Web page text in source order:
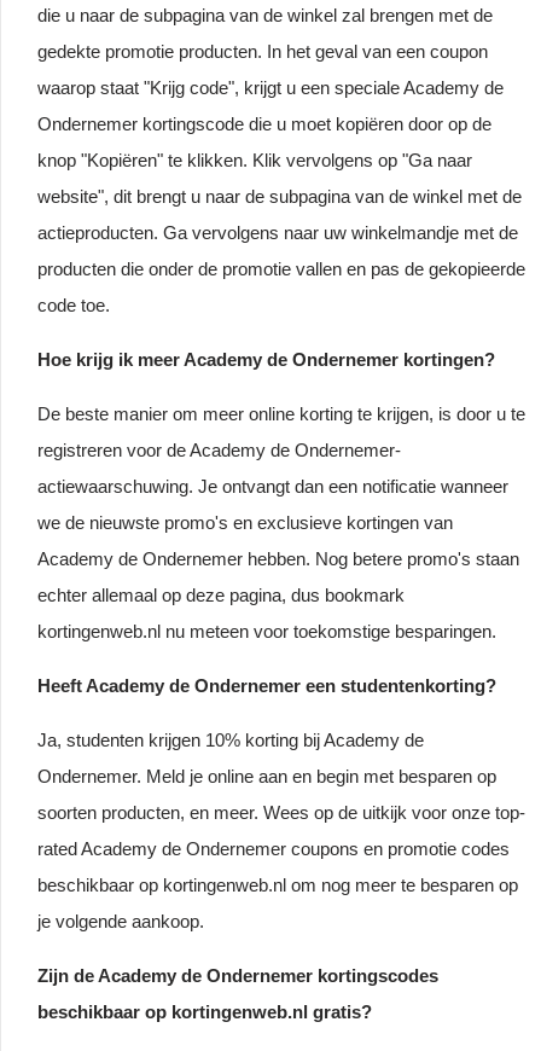
die u naar de subpagina van de winkel zal brengen met de
gedekte promotie producten. In het geval van een coupon
waarop staat "Krijg code", krijgt u een speciale Academy de
Ondernemer kortingscode die u moet kopiëren door op de
knop "Kopiëren" te klikken. Klik vervolgens op "Ga naar
website", dit brengt u naar de subpagina van de winkel met de
actieproducten. Ga vervolgens naar uw winkelmandje met de
producten die onder de promotie vallen en pas de gekopieerde
code toe.
Hoe krijg ik meer Academy de Ondernemer kortingen?
De beste manier om meer online korting te krijgen, is door u te
registreren voor de Academy de Ondernemer-
actiewaarschuwing. Je ontvangt dan een notificatie wanneer
we de nieuwste promo's en exclusieve kortingen van
Academy de Ondernemer hebben. Nog betere promo's staan
echter allemaal op deze pagina, dus bookmark
kortingenweb.nl nu meteen voor toekomstige besparingen.
Heeft Academy de Ondernemer een studentenkorting?
Ja, studenten krijgen 10% korting bij Academy de
Ondernemer. Meld je online aan en begin met besparen op
soorten producten, en meer. Wees op de uitkijk voor onze top-
rated Academy de Ondernemer coupons en promotie codes
beschikbaar op kortingenweb.nl om nog meer te besparen op
je volgende aankoop.
Zijn de Academy de Ondernemer kortingscodes
beschikbaar op kortingenweb.nl gratis?